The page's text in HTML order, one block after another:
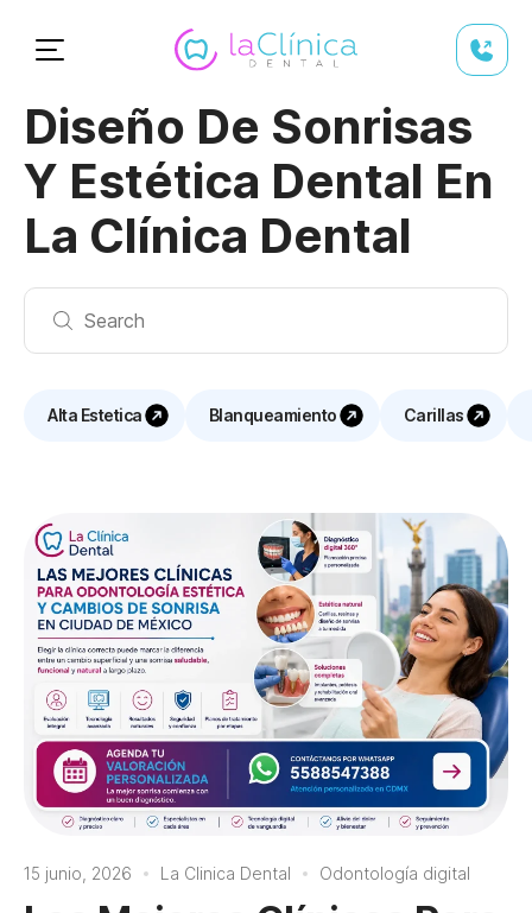
Diseño De Sonrisas
Y Estética Dental En
La Clínica Dental
Alta Estetica Blanqueamiento Carillas
15 junio, 2026 La Clinica Dental Odontología digital